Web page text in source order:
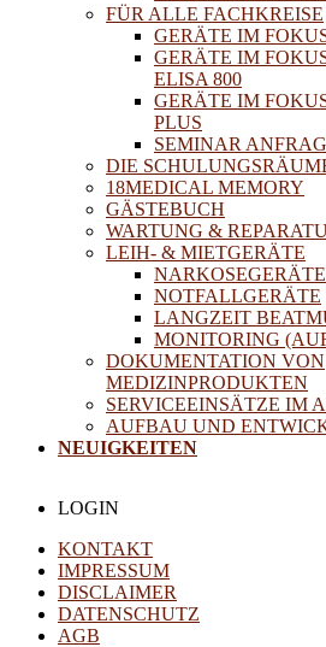
FÜR ALLE FACHKREISE
GERÄTE IM
GERÄTE IM
ELISA 800
GERÄTE IM
PLUS
SEMINAR
DIE
18MEDICAL MEMORY
GÄSTEBUCH
WARTUNG &
LEIH- & MIETGERÄTE
NARKOSEGERÄTE
NOTFALLGERÄTE
LANGZEIT
MONITORING
DOKUMENTATION VON
MEDIZINPRODUKTEN
SERVICEEINSÄTZE IM
AUFBAU UND
NEUIGKEITEN
LOGIN
KONTAKT
IMPRESSUM
DISCLAIMER
DATENSCHUTZ
AGB